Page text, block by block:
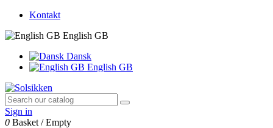
Kontakt
English GB
Dansk
English GB
Sign in
0 Basket /Empty